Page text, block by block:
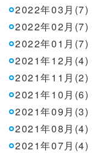
2022年03月(7)
2022年02月(7)
2022年01月(7)
2021年12月(4)
2021年11月(2)
2021年10月(6)
2021年09月(3)
2021年08月(4)
2021年07月(4)